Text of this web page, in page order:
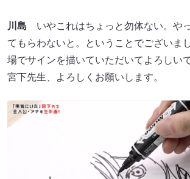
川島 いやこれはちょっと勿体ない。や
てもらわないと。ということでございま
場でサインを描いていただいてよろしい
宮下先生、よろしくお願いします。